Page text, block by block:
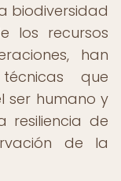
biodiversidad
los recursos
han
que
ser humano y
resiliencia de
de la